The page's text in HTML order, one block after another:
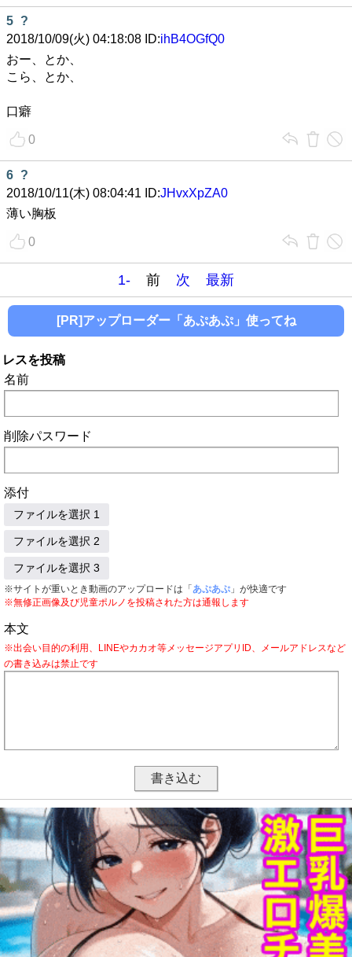
5 ?
2018/10/09(火) 04:18:08 ID:ihB4OGfQ0
おー、とか、
こら、とか、
口癖
0
6 ?
2018/10/11(木) 08:04:41 ID:JHvxXpZA0
薄い胸板
0
1- 前 次 最新
[PR]アップローダー「あぷあぷ」使ってね
レスを投稿
名前
削除パスワード
添付
ファイルを選択 1
ファイルを選択 2
ファイルを選択 3
※サイトが重いとき動画のアップロードは「 あぷあぷ 」が快適です
※無修正画像及び児童ポルノを投稿された方は通報します
本文
※出会い目的の利用、LINEやカカオ等メッセージアプリID、メールアドレスなど
の書き込みは禁止です